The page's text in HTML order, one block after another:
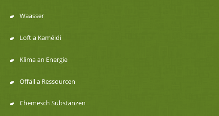
Menu
de
navigation
Waasser
Loft a Kaméidi
Klima an Energie
Offäll a Ressourcen
Chemesch Substanzen